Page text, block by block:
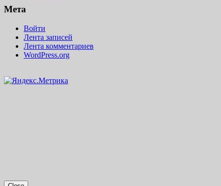
Мета
Войти
Лента записей
Лента комментариев
WordPress.org